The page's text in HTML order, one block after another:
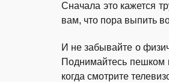
Сначала это кажется
вам, что пора выпить
И не забывайте о
Поднимайтесь пешком
когда смотрите